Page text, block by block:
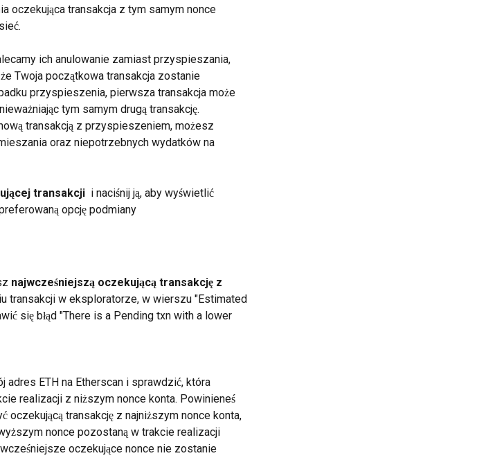
oczekująca transakcja z tym samym nonce
ich anulowanie zamiast przyspieszania,
Twoja początkowa transakcja zostanie
przyspieszenia, pierwsza transakcja może
tym samym drugą transakcję.
transakcją z przyspieszeniem, możesz
oraz niepotrzebnych wydatków na
transakcji
  i naciśnij ją, aby wyświetlić
opcję podmiany
najwcześniejszą oczekującą transakcję z
transakcji w eksploratorze, w wierszu "Estimated
się błąd "There is a Pending txn with a lower
ETH na Etherscan i sprawdzić, która
realizacji z niższym nonce konta. Powinieneś
transakcję z najniższym nonce konta,
nonce pozostaną w trakcie realizacji
oczekujące nonce nie zostanie